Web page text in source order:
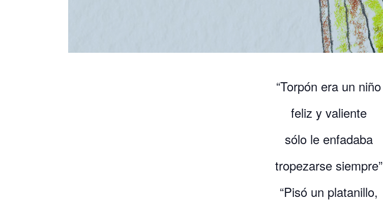
“Torpón era un niño
feliz y valiente
sólo le enfadaba
tropezarse siempre”
“Pisó un platanillo,